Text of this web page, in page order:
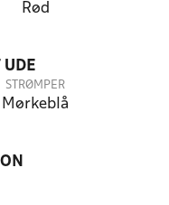
Rød
UDE
STRØMPER
Mørkeblå